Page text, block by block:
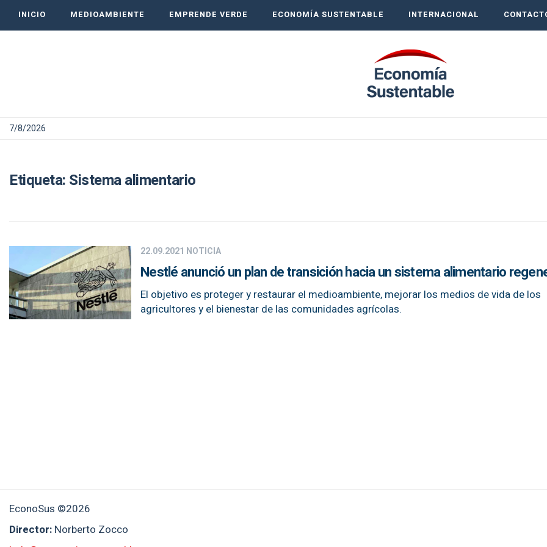
INICIO MEDIOAMBIENTE EMPRENDE VERDE ECONOMÍA SUSTENTABLE INTERNACIONAL
7/8/2026
Etiqueta: Sistema alimentario
22.09.2021 NOTICIA
Nestlé anunció un plan de transición hacia un sistema alimentario
El objetivo es proteger y restaurar el medioambiente, mejorar los medios de vida de los
agricultores y el bienestar de las comunidades agrícolas.
EconoSus ©2026
Director: Norberto Zocco